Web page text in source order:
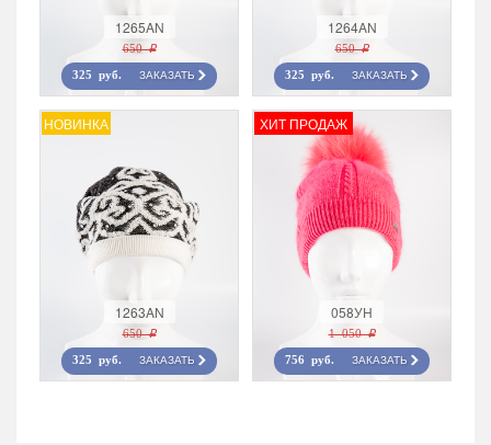
1265AN
650 r
325 руб. ЗАКАЗАТЬ
1264AN
650 r
325 руб. ЗАКАЗАТЬ
НОВИНКА
1263AN
650 r
325 руб. ЗАКАЗАТЬ
ХИТ ПРОДАЖ
058УН
1 050 r
756 руб. ЗАКАЗАТЬ